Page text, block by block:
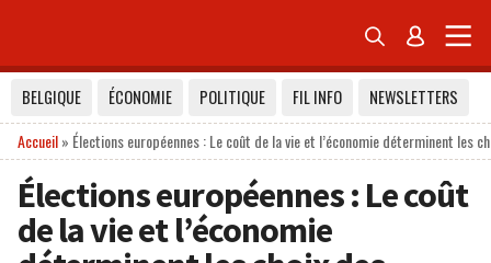
 
BELGIQUE ÉCONOMIE POLITIQUE FIL INFO
NEWSLETTERS
Accueil» Élections européennes : Le coût de la vie et l’économie déterminent les
Élections européennes : Le coût
de la vie et l’économie